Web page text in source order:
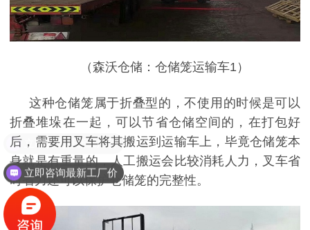
（森沃仓储：仓储笼运输车1 ）
这种仓储笼属于折叠型的，不使用的时候是可以
折叠堆垛在一起，可以节省仓储空间的，在打包好
后，需要用叉车将其搬运到运输车上，毕竟仓储笼本
身就是有重量的，人工搬运会比较消耗人力，叉车省
时省力还可以保护仓储笼的完整性。
立即咨询最新工厂价
立即咨询最新工厂价